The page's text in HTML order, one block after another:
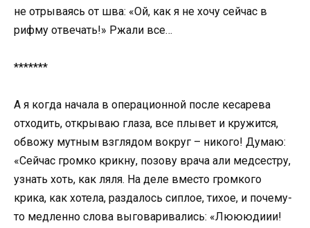
не отрываясь от шва: «Ой, как я не хочу сейчас в
рифму отвечать!» Ржали все…
*******
А я когда начала в операционной после кесарева
отходить, открываю глаза, все плывет и кружится,
обвожу мутным взглядом вокруг – никого! Думаю:
«Сейчас громко крикну, позову врача али медсестру,
узнать хоть, как ляля. На деле вместо громкого
крика, как хотела, раздалось сиплое, тихое, и почему-
то медленно слова выговаривались: «Люююдиии!